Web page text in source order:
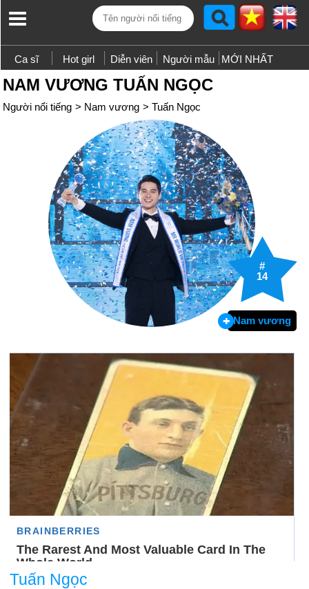
Ca sĩ Hot girl Diễn viên Người mẫu MỚI NHẤT
NAM VƯƠNG TUẤN NGỌC
Người nổi tiếng > Nam vương > Tuấn Ngọc
#
14
Nam vương
Tuấn Ngọc